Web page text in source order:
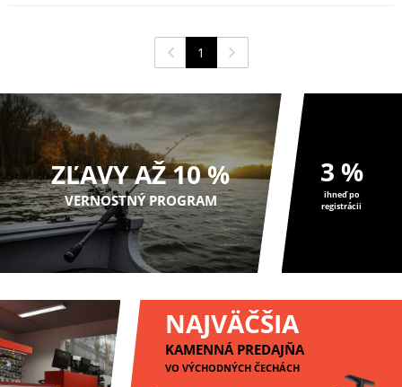
1
ZĽAVY AŽ 10 %
VERNOSTNÝ PROGRAM
3 %
ihneď po
registrácii
NAJVÄČŠIA
KAMENNÁ PREDAJŇA
VO VÝCHODNÝCH ČECHÁCH